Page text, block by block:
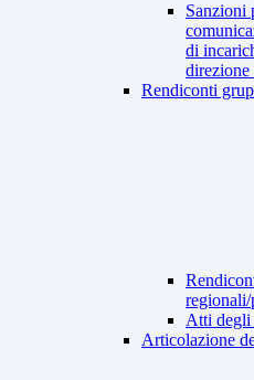
Sanzioni
di
Rendiconti
Atti degli
Articolazione